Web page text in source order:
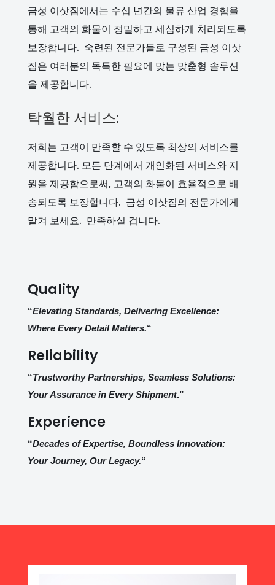
금성 이삿짐에서는 수십 년간의 물류 산업 경험을
통해 고객의 화물이 정밀하고 세심하게 처리되도록
보장합니다. 숙련된 전문가들로 구성된 금성 이삿
짐은 여러분의 독특한 필요에 맞는 맞춤형 솔루션
을 제공합니다.
탁월한 서비스:
저희는 고객이 만족할 수 있도록 최상의 서비스를
제공합니다. 모든 단계에서 개인화된 서비스와 지
원을 제공함으로써, 고객의 화물이 효율적으로 배
송되도록 보장합니다. 금성 이삿짐의 전문가에게
맡겨 보세요. 만족하실 겁니다.
Quality
“Elevating Standards, Delivering Excellence:
Where Every Detail Matters.“
Reliability
“Trustworthy Partnerships, Seamless Solutions:
Your Assurance in Every Shipment.”
Experience
“Decades of Expertise, Boundless Innovation:
Your Journey, Our Legacy.“